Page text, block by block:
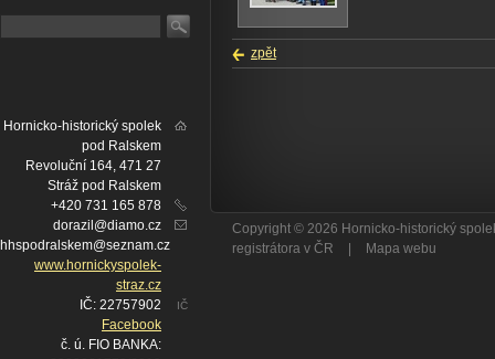
zpět
Hornicko-historický spolek
pod Ralskem
Revoluční 164, 471 27
Stráž pod Ralskem
+420 731 165 878
dorazil@diamo.cz
hhspodralskem@seznam.cz
www.hornickyspolek-
straz.cz
IČ
IČ: 22757902
Facebook
č. ú. FIO BANKA:
Copyright © 2026 Hornicko-historický
registrátora v ČR
Mapa webu